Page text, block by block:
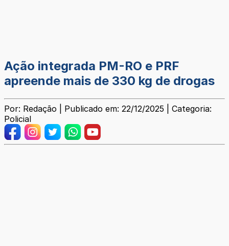
Ação integrada PM-RO e PRF
apreende mais de 330 kg de drogas
Por: Redação | Publicado em: 22/12/2025 | Categoria:
Policial